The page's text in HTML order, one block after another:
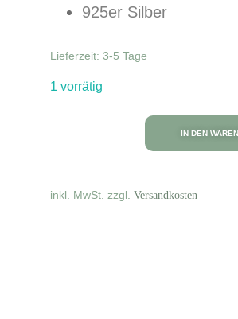
925er Silber
Lieferzeit:3-5 Tage
1 vorrätig
IN DEN
inkl. MwSt. zzgl.Versandkosten